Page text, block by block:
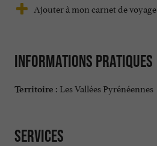
Ajouter à mon carnet de voyage
Informations pratiques
Territoire : Les Vallées Pyrénéennes
Services